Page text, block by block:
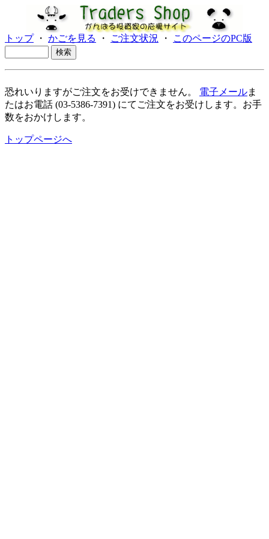
トップ・ かごを見る ・ ご注文状況 ・ このページのPC版
恐れいりますがご注文をお受けできません。 電子メールま
たはお電話 (03-5386-7391) にてご注文をお受けします。お手
数をおかけします。
トップページへ